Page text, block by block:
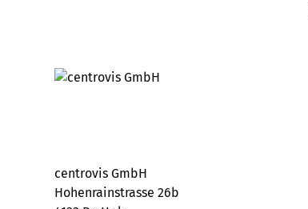
centrovis GmbH
Hohenrainstrasse 26b